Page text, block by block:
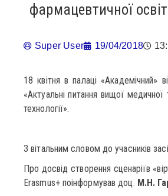
фармацевтичної
Super User 19/04/2018
18 квітня в палаці «Академічний»
«Актуальні питання вищої медичної
технології».
З вітальним словом до учасників
Про досвід створення сценаріїв
Erasmus+ поінформував доц. М.Н.